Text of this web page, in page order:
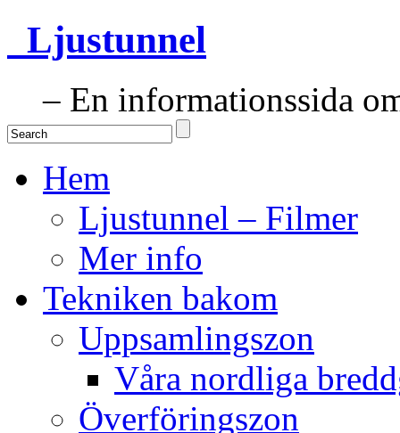
Ljustunnel
– En informationssida
Hem
Ljustunnel – Filmer
Mer info
Tekniken bakom
Uppsamlingszon
Våra nordliga
Överföringszon